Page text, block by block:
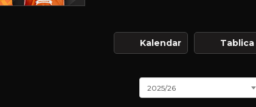
Kalendar Tablica
2025/26